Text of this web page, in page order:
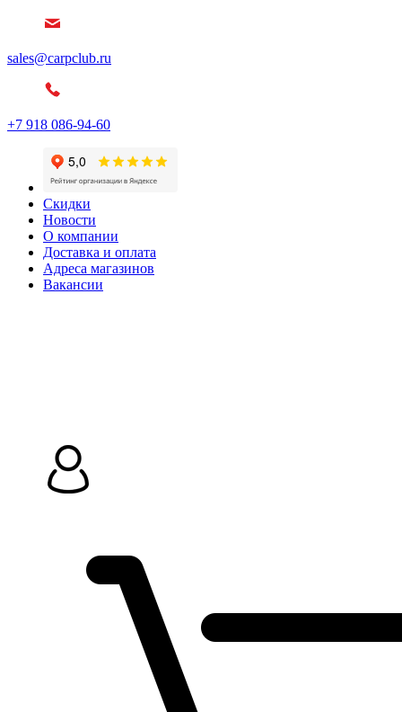
sales@carpclub.ru
+7 918 086-94-60
Скидки
Новости
О компании
Доставка и оплата
Адреса магазинов
Вакансии